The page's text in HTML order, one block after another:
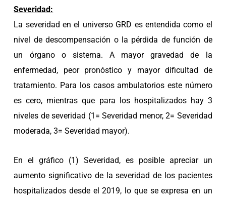
Severidad:
La severidad en el universo GRD es entendida como el
nivel de descompensación o la pérdida de función de
un órgano o sistema. A mayor gravedad de la
enfermedad, peor pronóstico y mayor dificultad de
tratamiento. Para los casos ambulatorios este número
es cero, mientras que para los hospitalizados hay 3
niveles de severidad (1= Severidad menor, 2= Severidad
moderada, 3= Severidad mayor).
En el gráfico (1) Severidad, es posible apreciar un
aumento significativo de la severidad de los pacientes
hospitalizados desde el 2019, lo que se expresa en un